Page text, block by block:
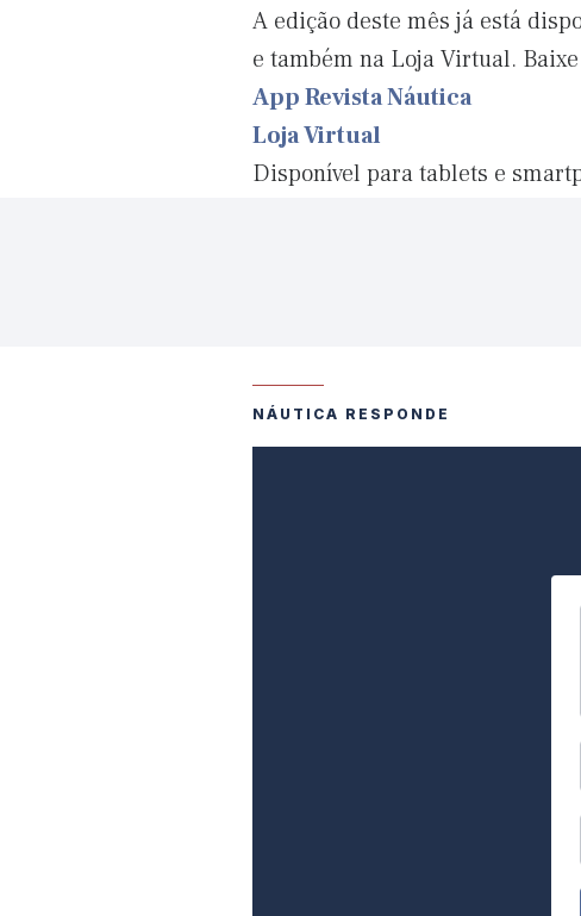
A edição deste mês já está
e também na Loja Virtual.
App Revista Náutica
Loja Virtual
Disponível para tablets e
NÁUTICA RESPONDE